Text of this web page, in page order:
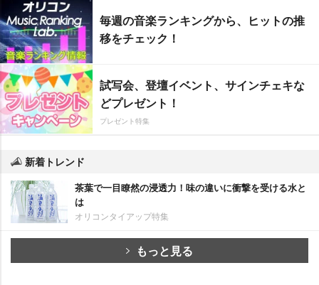
毎週の音楽ランキングから、ヒットの推
移をチェック！
試写会、登壇イベント、サインチェキな
どプレゼント！
プレゼント特集
新着トレンド
茶葉で一目瞭然の浸透力！味の違いに衝撃を受ける水と
は
オリコンタイアップ特集
もっと見る